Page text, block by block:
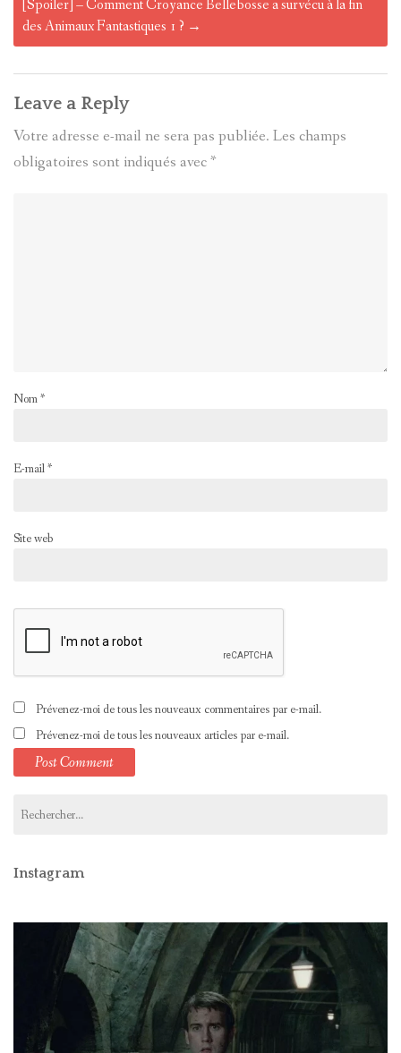
[Spoiler] – Comment Croyance Bellebosse a survécu à la fin
des Animaux Fantastiques 1 ? →
Leave a Reply
Votre adresse e-mail ne sera pas publiée. Les champs
obligatoires sont indiqués avec*
Nom*
E-mail*
Site web
Prévenez-moi de tous les nouveaux commentaires par e-mail.
Prévenez-moi de tous les nouveaux articles par e-mail.
Instagram